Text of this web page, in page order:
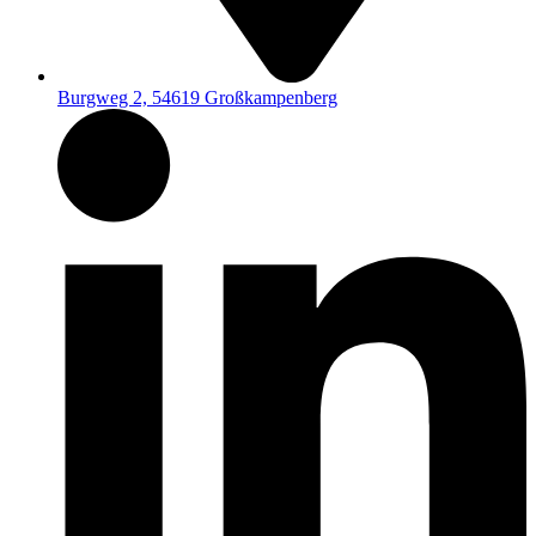
Burgweg 2, 54619 Großkampenberg